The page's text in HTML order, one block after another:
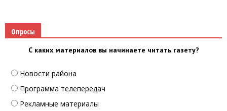
Опросы
С каких материалов вы начинаете читать газету?
Новости района
Программа телепередач
Рекламные материалы